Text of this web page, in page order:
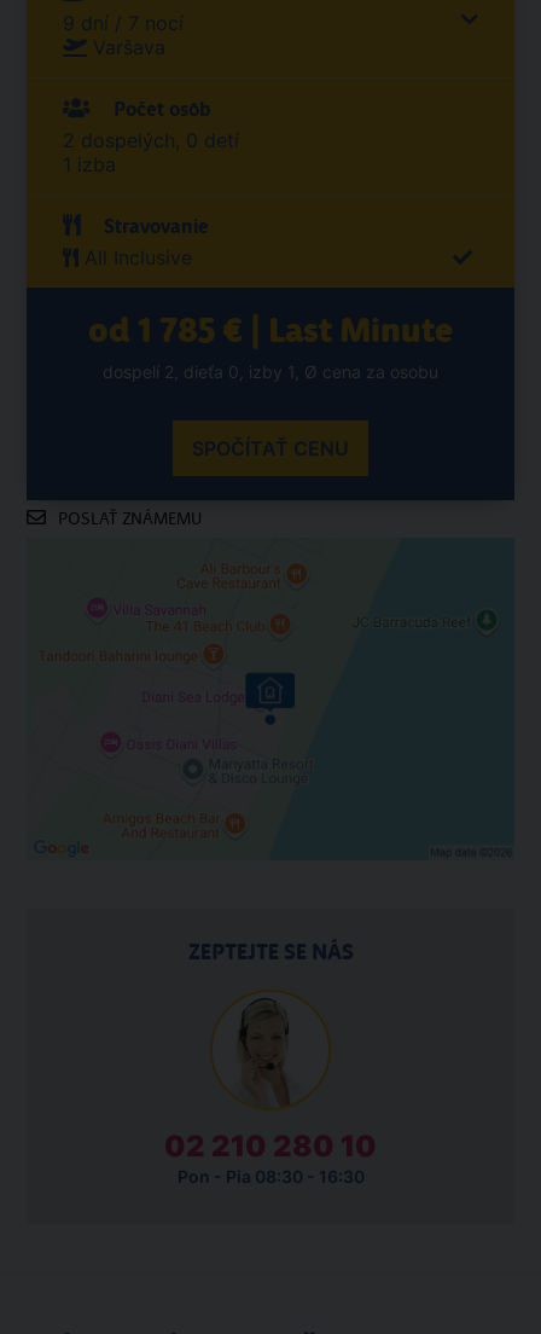
9 dní / 7 nocí
Varšava
Počet osôb
2 dospelých, 0 detí
1 izba
Stravovanie
All Inclusive
od 1 785 € | Last Minute
dospelí 2, dieťa 0, izby 1, Ø cena za osobu
SPOČÍTAŤ CENU
POSLAŤ ZNÁMEMU
ZEPTEJTE SE NÁS
02 210 280 10
Pon - Pia 08:30 - 16:30